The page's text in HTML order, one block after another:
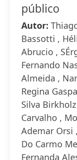
público
Autor:
Bassotti ,
Abrucio ,
Fernando
Almeida ,
Regina
Silva
Carvalho ,
Ademar Orsi
Do Carmo
Fernanda